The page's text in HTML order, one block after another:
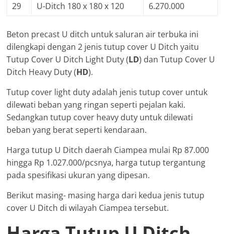
29
U-Ditch 180 x 180 x 120 6.270.000
Beton precast U ditch untuk saluran air terbuka ini
dilengkapi dengan 2 jenis tutup cover U Ditch yaitu
Tutup Cover U Ditch Light Duty (LD) dan Tutup Cover U
Ditch Heavy Duty (HD).
Tutup cover light duty adalah jenis tutup cover untuk
dilewati beban yang ringan seperti pejalan kaki.
Sedangkan tutup cover heavy duty untuk dilewati
beban yang berat seperti kendaraan.
Harga tutup U Ditch daerah Ciampea mulai Rp 87.000
hingga Rp 1.027.000/pcsnya, harga tutup tergantung
pada spesifikasi ukuran yang dipesan.
Berikut masing- masing harga dari kedua jenis tutup
cover U Ditch di wilayah Ciampea tersebut.